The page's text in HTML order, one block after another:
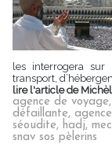
les interrogera
transport,
lire l'article de
agence de voyage,
défaillante,
séoudite, hadj,
snav sos pèlerins